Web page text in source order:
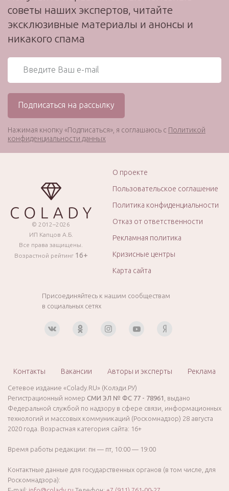
советы наших экспертов, читайте
эксклюзивные материалы и анонсы и
никакого спама
Нажимая кнопку «Подписаться», я соглашаюсь с Политикой
конфиденциальности данных
© 2012–2026
ИП Капцов А.Б.
Все права защищены.
Возрастной рейтинг 16+
О проекте
Пользовательское соглашение
Политика конфиденциальности
Отказ от ответственности
Рекламная политика
Кризисные центры
Карта сайта
Присоединяйтесь к нашим сообществам
в социальных сетях
Контакты Вакансии Авторы и эксперты Реклама
Сетевое издание «Colady.RU» (Колэди.РУ)
Регистрационный номер СМИ ЭЛ № ФС 77 - 78961
, выдано
Федеральной службой по надзору в сфере связи, информационных
технологий и массовых коммуникаций (Роскомнадзор) 28 августа
2020 года. Возрастная категория сайта: 16+
Время работы редакции: пн — пт, 10:00 — 19:00
Контактные данные для государственных органов (в том числе, для
Роскомнадзора):